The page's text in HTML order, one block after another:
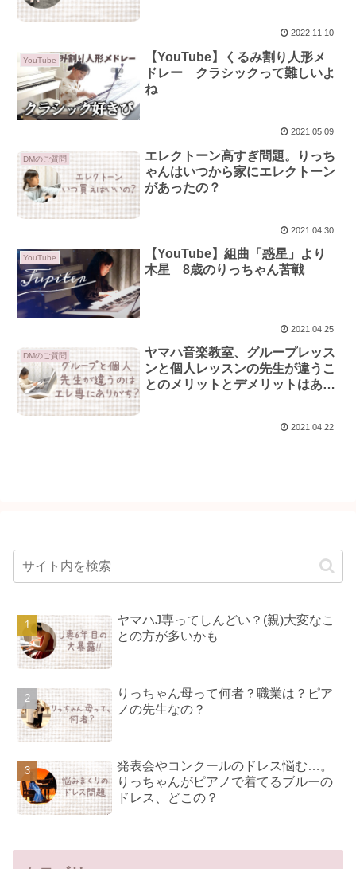
2022.11.10
YouTube
【YouTube】くるみ割り人形メ
ドレー クラシックって難しいよ
ね
2021.05.09
DMのご質問
エレクトーン高すぎ問題。りっち
ゃんはいつから家にエレクトーン
があったの？
2021.04.30
YouTube
【YouTube】組曲「惑星」より
木星 8歳のりっちゃん苦戦
2021.04.25
DMのご質問
ヤマハ音楽教室、グループレッス
ンと個人レッスンの先生が違うこ
とのメリットとデメリットはある
2021.04.22
ヤマハJ専ってしんどい？(親)大変なこ
との方が多いかも
りっちゃん母って何者？職業は？ピア
ノの先生なの？
発表会やコンクールのドレス悩む…。
りっちゃんがピアノで着てるブルーの
ドレス、どこの？